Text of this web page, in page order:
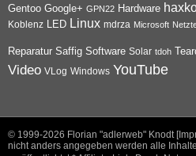
Gentoo Google+ GPN22 Hardware
Koblenz LED Linux mdrza Microsoft
Reparatur Saffig Software Solar tdoh
Video VLog Windows YouTube
© 1999-2026 Florian "adlerweb" Knodt
nicht anders angegeben werden alle